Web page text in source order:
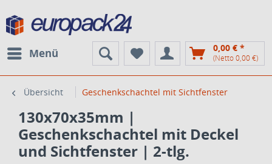
Menü 0,00 € *
(Netto 0,00 €)
Übersicht Geschenkschachtel mit Sichtfenster
130x70x35mm |
Geschenkschachtel mit Deckel
und Sichtfenster | 2-tlg.